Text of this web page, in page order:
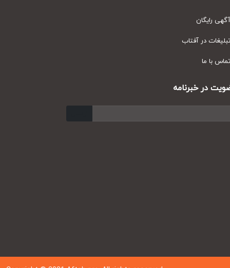
رایگان
در آفتاب
با ما
در خبرنامه